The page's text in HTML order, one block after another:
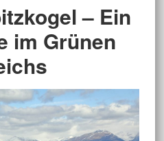
– Ein
im Grünen